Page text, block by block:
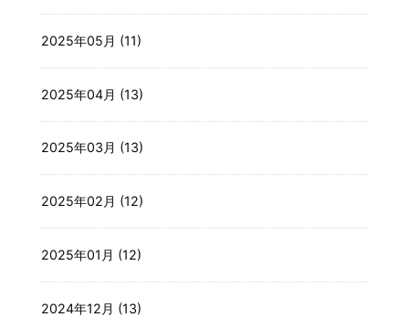
2025年05月 (11)
2025年04月 (13)
2025年03月 (13)
2025年02月 (12)
2025年01月 (12)
2024年12月 (13)